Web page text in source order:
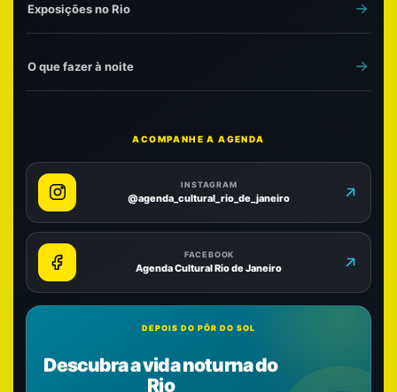
Exposições no Rio
O que fazer à noite
ACOMPANHE A AGENDA
INSTAGRAM
@agenda_cultural_rio_de_janeiro
FACEBOOK
Agenda Cultural Rio de Janeiro
DEPOIS DO PÔR DO SOL
Descubra a vida noturna do
Rio